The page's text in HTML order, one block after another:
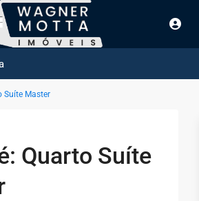
Suíte Master
Quarto Suíte